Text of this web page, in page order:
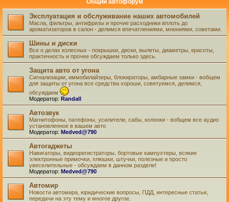
Общий автофорум
Эксплуатация и обслуживание наших автомобилей
Масла, фильтры, антифризы и прочие расходники вплоть до
ароматизаторов в салон - делимся впечатлениями, мнениями, советами.
Шины и диски
Все о делах колесных - покрышки, диски, вылеты, диаметры, красоты,
практичность и прочее обсуждаем только здесь.
Защита авто от угона
Сигнализации, иммобилайзеры, блокираторы, амбарные замки - вобщем
для защиты от угона все средства хороши, советуемся, делимся,
обсуждаем
Модератор: Randall
Автозвук
Магнитофоны, патефоны, усилители, сабы, колонки - вобщем все аудио
установленное в вашем авто
Модератор: Medved@790
Автогаджеты
Навигаторы, видеорегистраторы, бортовые кампухтеры, всякие
электронные примочки, плюшки, штучки, полезные и просто
увеселительные - обсуждаем в данном разделе!
Модератор: Medved@790
Автомир
Новости автомира, юридические вопросы, ПДД, интересные статьи,
передачи на эту тему и многое другое.